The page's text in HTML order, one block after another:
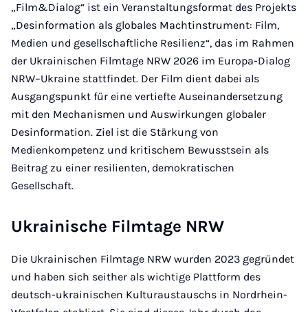
„Film&Dialog“ ist ein Veranstaltungsformat des Projekts
„Desinformation als globales Machtinstrument: Film,
Medien und gesellschaftliche Resilienz“, das im Rahmen
der Ukrainischen Filmtage NRW 2026 im Europa-Dialog
NRW–Ukraine stattfindet. Der Film dient dabei als
Ausgangspunkt für eine vertiefte Auseinandersetzung
mit den Mechanismen und Auswirkungen globaler
Desinformation. Ziel ist die Stärkung von
Medienkompetenz und kritischem Bewusstsein als
Beitrag zu einer resilienten, demokratischen
Gesellschaft.
Ukrainische Filmtage NRW
Die Ukrainischen Filmtage NRW wurden 2023 gegründet
und haben sich seither als wichtige Plattform des
deutsch-ukrainischen Kulturaustauschs in Nordrhein-